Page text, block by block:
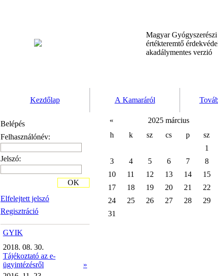
Magyar
értékteremtő
akadálymentes verzió
Kezdőlap A Kamaráról
Belépés
Felhasználónév:
Jelszó:
Elfelejtett jelszó
Regisztráció
OK
GYIK
2018. 08. 30.
Tájékoztató az e-
ügyintézésről
»
«
2025 március
h
k sz cs p
sz
1
3
4 5 6 7
8
10
11 12 13 14
15
17
18 19 20 21
22
24
25 26 27 28
29
31